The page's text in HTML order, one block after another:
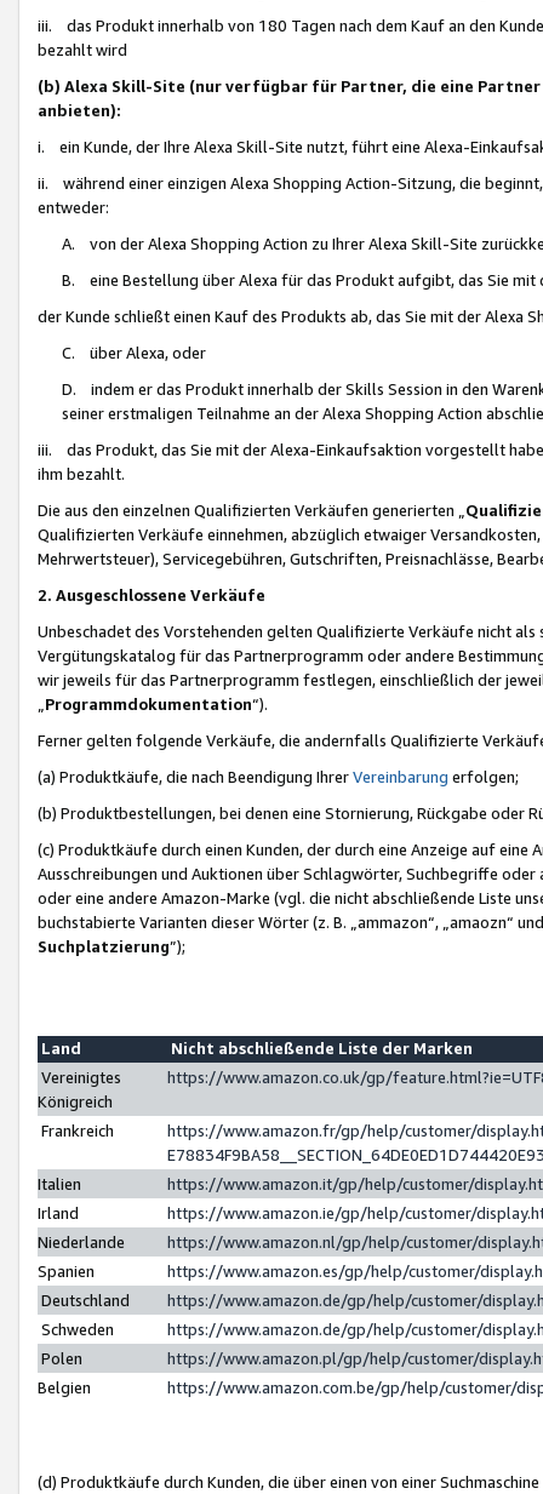
iii. das Produkt innerhalb von 180 Tagen nach dem Kauf an den
bezahlt wird
(b) Alexa Skill-Site (nur verfügbar für Partner, die eine
anbieten):
i. ein Kunde, der Ihre Alexa Skill-Site nutzt, führt eine Alexa-
ii. während einer einzigen Alexa Shopping Action-Sitzung, die
entweder:
A. von der Alexa Shopping Action zu Ihrer Alexa Skill-Site
B. eine Bestellung über Alexa für das Produkt aufgibt, das Sie mit
der Kunde schließt einen Kauf des Produkts ab, das Sie mit der Alexa
C. über Alexa, oder
D. indem er das Produkt innerhalb der Skills Session in den
seiner erstmaligen Teilnahme an der Alexa Shopping Action
iii. das Produkt, das Sie mit der Alexa-Einkaufsaktion vorgestellt
ihm bezahlt.
Die aus den einzelnen Qualifizierten Verkäufen generierten „
Qualifizierten Verkäufe einnehmen, abzüglich etwaiger
Mehrwertsteuer), Servicegebühren, Gutschriften, Preisnachlässe,
2. Ausgeschlossene Verkäufe
Unbeschadet des Vorstehenden gelten Qualifizierte Verkäufe nicht
Vergütungskatalog für das Partnerprogramm oder andere
wir jeweils für das Partnerprogramm festlegen, einschließlich der
Programmdokumentation“).
Ferner gelten folgende Verkäufe, die andernfalls Qualifizierte
(a) Produktkäufe, die nach Beendigung IhrerVereinbarung erfolgen;
(b) Produktbestellungen, bei denen eine Stornierung, Rückgabe oder
(c) Produktkäufe durch einen Kunden, der durch eine Anzeige auf
Ausschreibungen und Auktionen über Schlagwörter, Suchbegriffe
oder eine andere Amazon-Marke (vgl. die nicht abschließende Liste
buchstabierte Varianten dieser Wörter (z. B. „ammazon“, „amaozn“
Suchplatzierung”);
Land
Nicht abschließende Liste der Marken
Vereinigtes
Königreich
https://www.amazon.co.uk/gp/
Frankreich
https://www.amazon.fr/gp/help/customer/
Italien
https://www.amazon.it/gp/help/customer/
Irland
https://www.amazon.ie/gp/help/customer/
Niederlande
https://www.amazon.nl/gp/help/customer/
Spanien
https://www.amazon.es/gp/help/customer/
Deutschland
https://www.amazon.de/gp/help/customer/
Schweden
https://www.amazon.de/gp/help/customer/
Polen
https://www.amazon.pl/gp/help/customer/
Belgien
https://www.amazon.com.be/gp/help/customer/
(d) Produktkäufe durch Kunden, die über einen von einer